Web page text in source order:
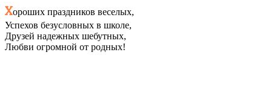
Хороших праздников веселых,
Успехов безусловных в школе,
Друзей надежных шебутных,
Любви огромной от родных!